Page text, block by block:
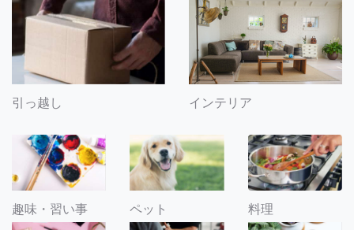
引っ越し インテリア
趣味・習い事 ペット 料理